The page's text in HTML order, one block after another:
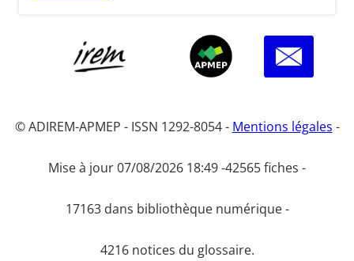
© ADIREM-APMEP - ISSN 1292-8054 - Mentions légales -
Mise à jour 07/08/2026 18:49 -42565 fiches -
17163 dans bibliothèque numérique -
4216 notices du glossaire.